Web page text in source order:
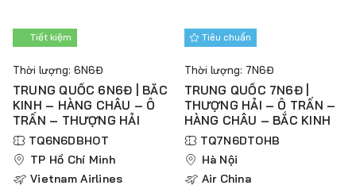
Tiết kiệm
Thời lượng: 6N6Đ
TRUNG QUỐC 6N6Đ | BẮC
KINH – HÀNG CHÂU – Ô
TRẤN – THƯỢNG HẢI
TQ6N6DBHOT
TP Hồ Chí Minh
Vietnam Airlines
Tiêu chuẩn
Thời lượng: 7N6Đ
TRUNG QUỐC 7N6Đ |
THƯỢNG HẢI – Ô TRẤN –
HÀNG CHÂU – BẮC KINH
TQ7N6DTOHB
Hà Nội
Air China